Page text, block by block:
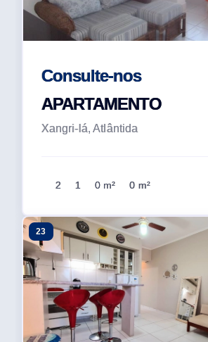
Consulte-nos
APARTAMENTO
Xangri-lá, Atlântida
2 1 0 m² 0 m²
23